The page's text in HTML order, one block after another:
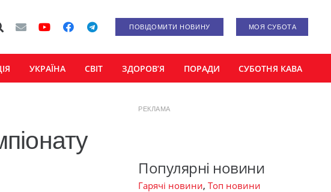
ПОВІДОМИТИ НОВИНУ МОЯ СУБОТА
УКРАЇНА СВІТ ЗДОРОВ’Я ПОРАДИ СУБОТНЯ КАВА
РЕКЛАМА
Популярні новини
Гарячі новини, Топ новини